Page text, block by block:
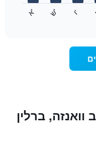
ו
' ש
' א
'
וואנזה, ברלין